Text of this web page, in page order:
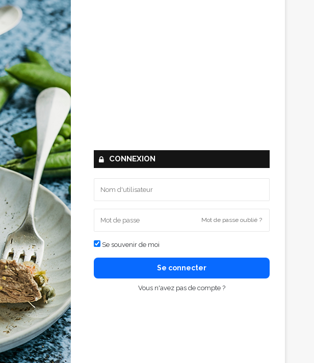
CONNEXION
Mot de passe oublié ?
Se souvenir de moi
Se connecter
Vous n'avez pas de compte ?